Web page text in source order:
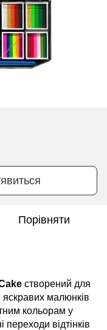
Порівняти
створений для
малюнків
кольорам у
відтінків